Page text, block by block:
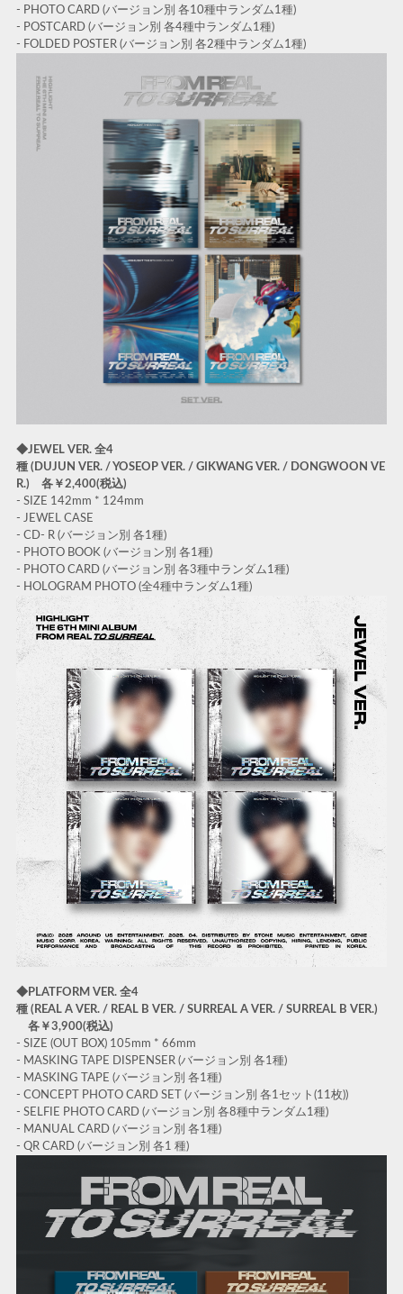
- PHOTO CARD (バージョン別 各10種中ランダム1種)
- POSTCARD (バージョン別 各4種中ランダム1種)
- FOLDED POSTER (バージョン別 各2種中ランダム1種)
◆JEWEL VER. 全4
種 (DUJUN VER. / YOSEOP VER. / GIKWANG VER. / DONGWOON VE
R.) 各￥2,400(税込)
- SIZE 142mm * 124mm
- JEWEL CASE
- CD- R (バージョン別 各1種)
- PHOTO BOOK (バージョン別 各1種)
- PHOTO CARD (バージョン別 各3種中ランダム1種)
- HOLOGRAM PHOTO (全4種中ランダム1種)
◆PLATFORM VER. 全4
種 (REAL A VER. / REAL B VER. / SURREAL A VER. / SURREAL B VER.)
各￥3,900(税込)
- SIZE (OUT BOX) 105mm * 66mm
- MASKING TAPE DISPENSER (バージョン別 各1種)
- MASKING TAPE (バージョン別 各1種)
- CONCEPT PHOTO CARD SET (バージョン別 各1セット(11枚))
- SELFIE PHOTO CARD (バージョン別 各8種中ランダム1種)
- MANUAL CARD (バージョン別 各1種)
- QR CARD (バージョン別 各1 種)